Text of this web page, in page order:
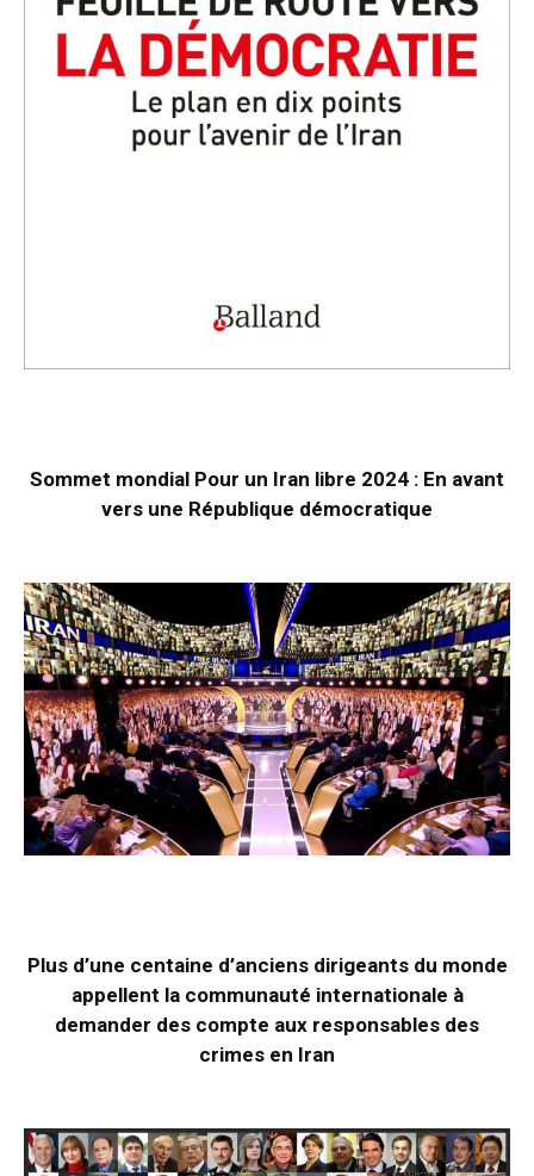
Sommet mondial Pour un Iran libre 2024 : En avant
vers une République démocratique
Plus d’une centaine d’anciens dirigeants du monde
appellent la communauté internationale à
demander des compte aux responsables des
crimes en Iran